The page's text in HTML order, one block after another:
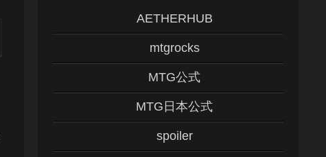
AETHERHUB
mtgrocks
MTG公式
MTG日本公式
spoiler